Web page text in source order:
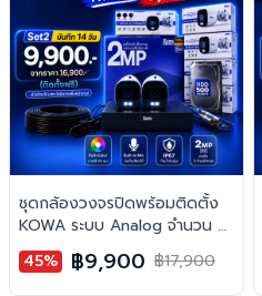
ชุดกล้องวงจรปิดพร้อมติดตั้ง
KOWA ระบบ Analog จำนวน 2
ตัว ความคมชัด 2MP บันทึกภาพ
พร้อมเสียง
45% ฿9,900 ฿17,900